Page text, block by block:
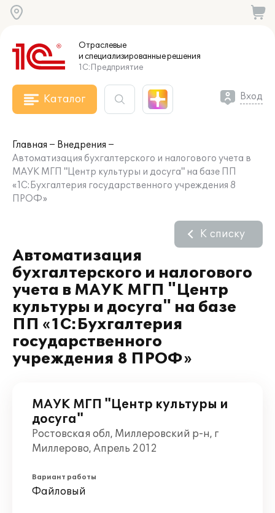
Отраслевые
и специализированныерешения
1С:Предприятие
Каталог Вход
Главная
Внедрения
Автоматизация бухгалтерского и налогового учета в
МАУК МГП "Центр культуры и досуга" на базе ПП
«1С:Бухгалтерия государственного учреждения 8
ПРОФ»
Автоматизация
бухгалтерского и налогового
учета в МАУК МГП "Центр
культуры и досуга" на базе
ПП «1С:Бухгалтерия
государственного
учреждения 8 ПРОФ»
К списку
МАУК МГП "Центр культуры и
досуга"
Ростовская обл, Миллеровский р-н, г
Миллерово, Апрель 2012
Вариант работы
Файловый